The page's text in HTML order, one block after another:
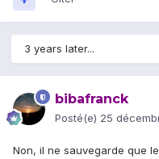
3 years later...
bibafranck
Posté(e) 25
Non, il ne sauvegarde que